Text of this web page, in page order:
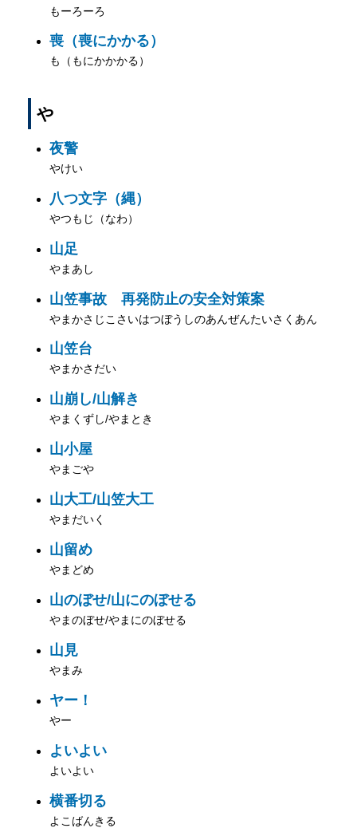
もーろーろ
喪（喪にかかる）
も（もにかかかる）
や
夜警
やけい
八つ文字（縄）
やつもじ（なわ）
山足
やまあし
山笠事故 再発防止の安全対策案
やまかさじこさいはつぼうしのあんぜんたいさくあん
山笠台
やまかさだい
山崩し/山解き
やまくずし/やまとき
山小屋
やまごや
山大工/山笠大工
やまだいく
山留め
やまどめ
山のぼせ/山にのぼせる
やまのぼせ/やまにのぼせる
山見
やまみ
ヤー！
やー
よいよい
よいよい
横番切る
よこばんきる